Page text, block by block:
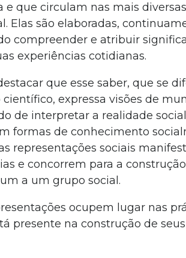
e que circulam nas mais
Elas são elaboradas,
compreender e atribuir
experiências cotidianas.
que esse saber, que se
expressa visões de
de interpretar a realidade
formas de conhecimento
representações sociais
e concorrem para a
a um grupo social.
ocupem lugar nas
presente na construção de